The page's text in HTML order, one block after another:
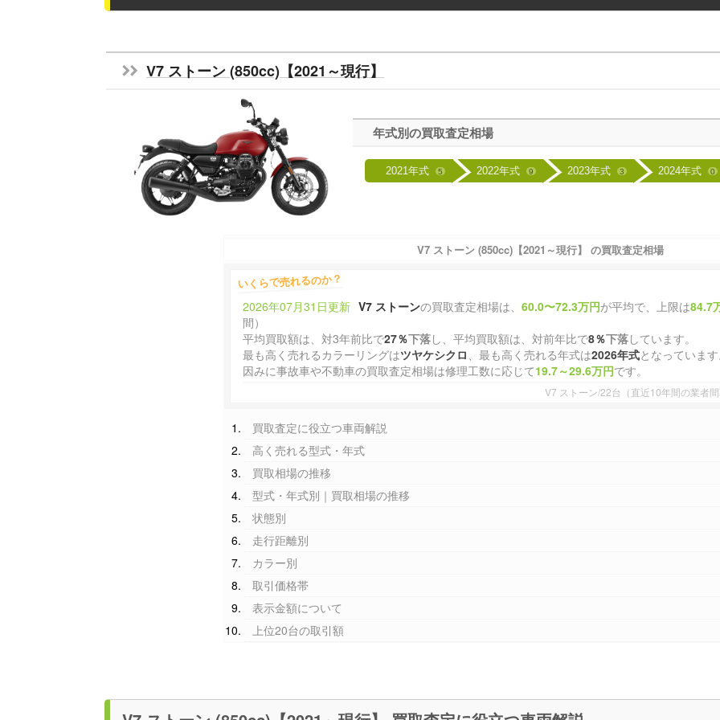
V7 ストーン (850cc)【2021～現行】
年式別の買取査定相場
2021年式 5 2022年式 9 2023年式 3 2024年式 0
V7 ストーン (850cc)【2021～現行】 の買取査定相場
いくらで売れるのか？
2026年07月31日更新 V7 ストーンの買取査定相場は、60.0〜72.3万円が平均で、上限は84.7
間）
平均買取額は、対3年前比で27％下落し、平均買取額は、対前年比で8％下落しています。
最も高く売れるカラーリングはツヤケシクロ 、最も高く売れる年式は2026年式となっています
因みに事故車や不動車の買取査定相場は修理工数に応じて19.7～29.6万円です。
V7 ストーン/22台（直近10年間の業者
買取査定に役立つ車両解説
高く売れる型式・年式
買取相場の推移
型式・年式別｜買取相場の推移
状態別
走行距離別
カラー別
取引価格帯
表示金額について
上位20台の取引額